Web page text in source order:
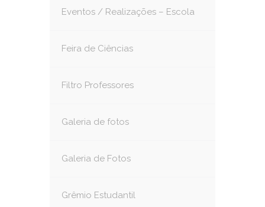
Eventos / Realizações – Escola
Feira de Ciências
Filtro Professores
Galeria de fotos
Galeria de Fotos
Grêmio Estudantil